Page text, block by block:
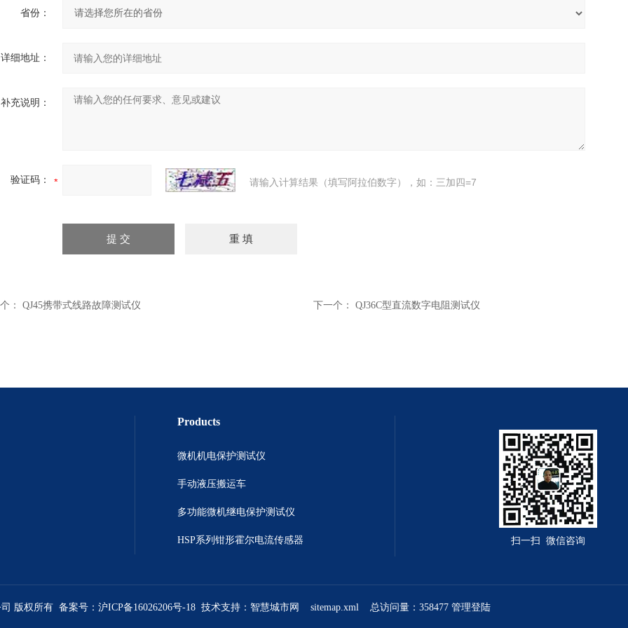
省份：
详细地址：
补充说明：
验证码： 请输入计算结果（填写阿拉伯数字），如：三加四=7
： QJ45携带式线路故障测试仪 下一个： QJ36C型直流数字电阻测试仪
Products
微机机电保护测试仪
手动液压搬运车
多功能微机继电保护测试仪
HSP系列钳形霍尔电流传感器 扫一扫 微信咨询
版权所有 备案号： 沪ICP备16026206号-18技术支持： 智慧城市网 sitemap.xml 总访问量：358477 管理登陆